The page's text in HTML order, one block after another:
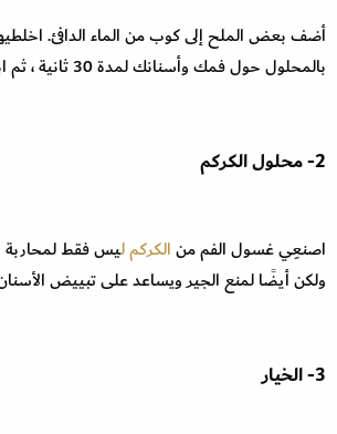
أضف بعض الملح إلى كوب من الماء الدافئ.
بالمحلول حول فمك وأسنانك لمدة 30 ثانية ، ثم ابصقِ ، وكرر العملية
2- محلول الكركم
اصنعِي غسول الفم منالكركم ليس فقط لمحاربة
ولكن أيضًا لمنع الجير ويساعد على تبييض
3- الخيار